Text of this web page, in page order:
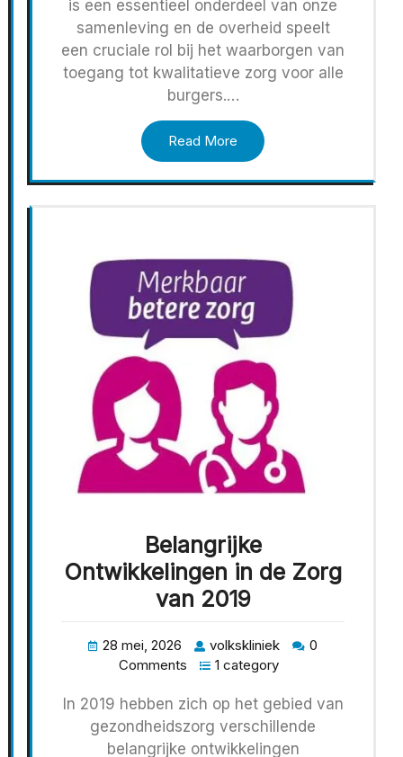
is een essentieel onderdeel van onze
samenleving en de overheid speelt
een cruciale rol bij het waarborgen van
toegang tot kwalitatieve zorg voor alle
burgers.…
Read More
Belangrijke
Ontwikkelingen in de Zorg
van 2019
28 mei, 2026 volkskliniek
0
Comments
1 category
In 2019 hebben zich op het gebied van
gezondheidszorg verschillende
belangrijke ontwikkelingen